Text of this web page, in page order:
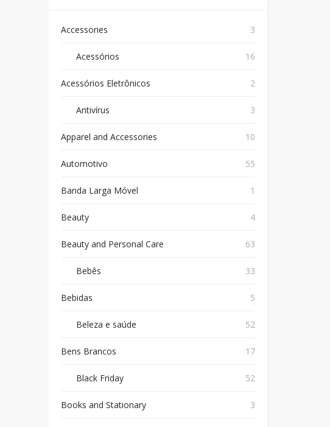
Accessories 3
Acessórios 16
Acessórios Eletrônicos 2
Antivírus 3
Apparel and Accessories 10
Automotivo 55
Banda Larga Móvel 1
Beauty 4
Beauty and Personal Care 63
Bebês 33
Bebidas 5
Beleza e saúde 52
Bens Brancos 17
Black Friday 52
Books and Stationary 3